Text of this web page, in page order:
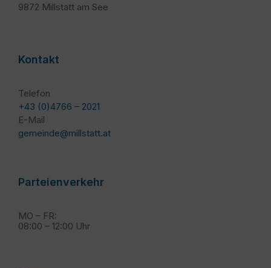
9872 Millstatt am See
Kontakt
Telefon
+43 (0)4766 – 2021
E-Mail
gemeinde@millstatt.at
Parteienverkehr
MO – FR:
08:00 – 12:00 Uhr